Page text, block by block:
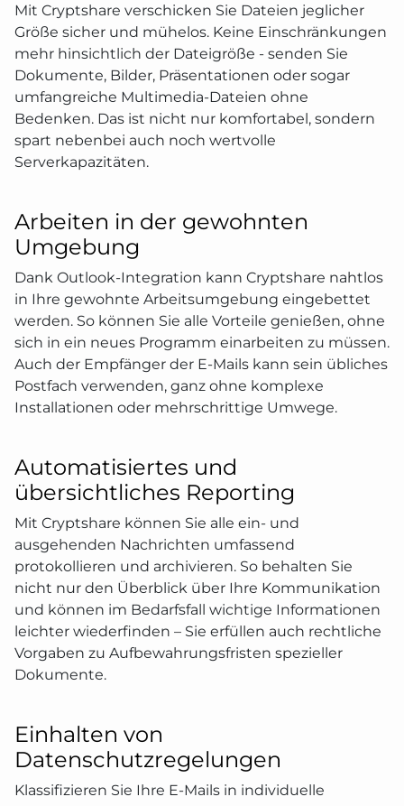
Mit Cryptshare verschicken Sie Dateien jeglicher
Größe sicher und mühelos. Keine Einschränkungen
mehr hinsichtlich der Dateigröße - senden Sie
Dokumente, Bilder, Präsentationen oder sogar
umfangreiche Multimedia-Dateien ohne
Bedenken. Das ist nicht nur komfortabel, sondern
spart nebenbei auch noch wertvolle
Serverkapazitäten.
Arbeiten in der gewohnten
Umgebung
Dank Outlook-Integration kann Cryptshare nahtlos
in Ihre gewohnte Arbeitsumgebung eingebettet
werden. So können Sie alle Vorteile genießen, ohne
sich in ein neues Programm einarbeiten zu müssen.
Auch der Empfänger der E-Mails kann sein übliches
Postfach verwenden, ganz ohne komplexe
Installationen oder mehrschrittige Umwege.
Automatisiertes und
übersichtliches Reporting
Mit Cryptshare können Sie alle ein- und
ausgehenden Nachrichten umfassend
protokollieren und archivieren. So behalten Sie
nicht nur den Überblick über Ihre Kommunikation
und können im Bedarfsfall wichtige Informationen
leichter wiederfinden – Sie erfüllen auch rechtliche
Vorgaben zu Aufbewahrungsfristen spezieller
Dokumente.
Einhalten von
Datenschutzregelungen
Klassifizieren Sie Ihre E-Mails in individuelle